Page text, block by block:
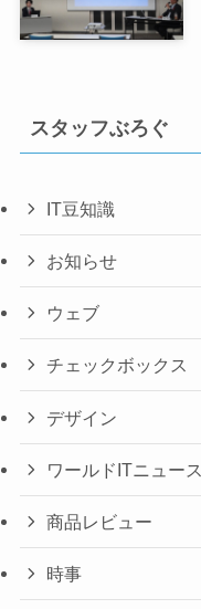
スタッフぶろぐ
IT豆知識
お知らせ
ウェブ
チェックボックス
デザイン
ワールドITニュース
商品レビュー
時事